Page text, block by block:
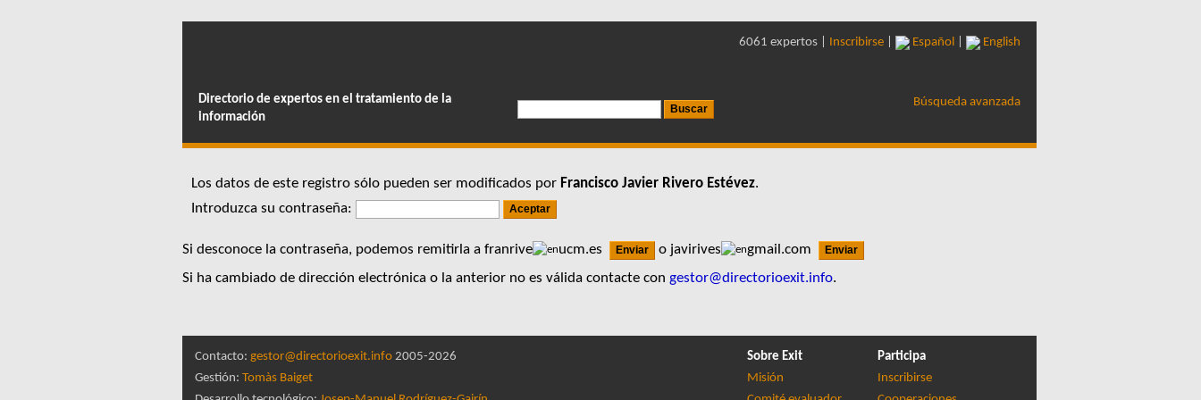
Directorio de expertos en el tratamiento de la
información
6061 expertos | Inscribirse Español English
Búsqueda avanzada
Los datos de este registro sólo pueden ser modificados por Francisco Javier Rivero Estévez.
Introduzca su contraseña:
Si desconoce la contraseña, podemos remitirla a franrive ucm.es o javirives
gmail.com
Si ha cambiado de dirección electrónica o la anterior no es válida contacte con gestor@directorioexit.info.
Contacto: gestor@directorioexit.info 2005-2026
Gestión: Tomàs Baiget
Sobre Exit
Misión
Participa
Inscribirse